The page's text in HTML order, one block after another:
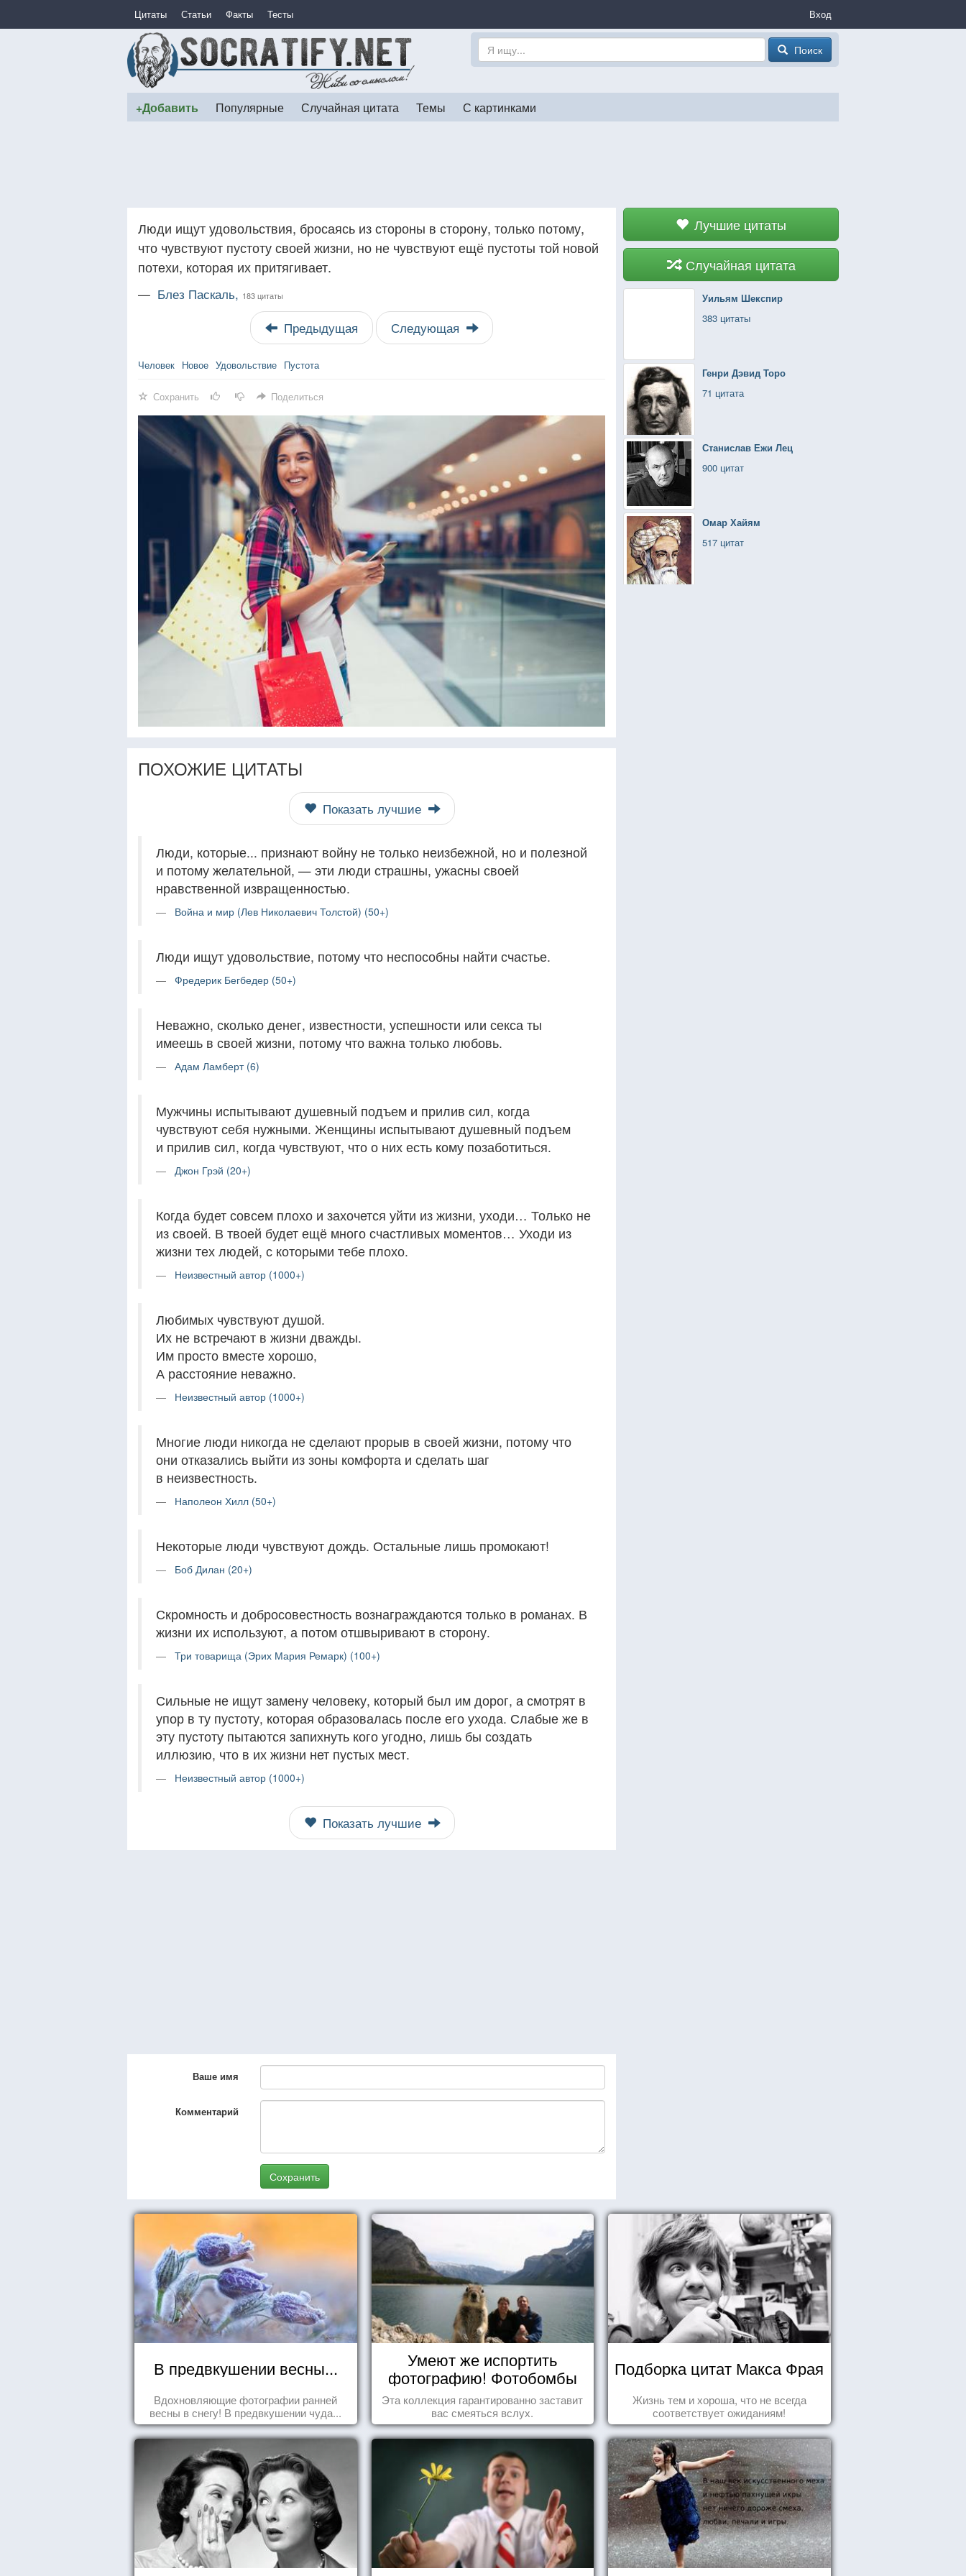
Цитаты Статьи Факты Тесты Вход
Поиск
+Добавить Популярные Случайная цитата Темы С картинками
Лучшие цитаты
Случайная цитата
Уильям Шекспир
383 цитаты
Генри Дэвид Торо
71 цитата
Станислав Ежи Лец
900 цитат
Омар Хайям
517 цитат
Люди ищут удовольствия, бросаясь из стороны в сторону, только потому,
что чувствуют пустоту своей жизни, но не чувствуют ещё пустоты той новой
потехи, которая их притягивает.
— Блез Паскаль, 183 цитаты
Предыдущая Следующая
Человек Новое Удовольствие Пустота
Сохранить Поделиться
ПОХОЖИЕ ЦИТАТЫ
Показать лучшие
Люди, которые... признают войну не только неизбежной, но и полезной
и потому желательной, — эти люди страшны, ужасны своей
нравственной извращенностью.
Война и мир (Лев Николаевич Толстой) (50+)
Люди ищут удовольствие, потому что неспособны найти счастье.
Фредерик Бегбедер (50+)
Неважно, сколько денег, известности, успешности или секса ты
имеешь в своей жизни, потому что важна только любовь.
Адам Ламберт (6)
Мужчины испытывают душевный подъем и прилив сил, когда
чувствуют себя нужными. Женщины испытывают душевный подъем
и прилив сил, когда чувствуют, что о них есть кому позаботиться.
Джон Грэй (20+)
Когда будет совсем плохо и захочется уйти из жизни, уходи… Только не
из своей. В твоей будет ещё много счастливых моментов… Уходи из
жизни тех людей, с которыми тебе плохо.
Неизвестный автор (1000+)
Любимых чувствуют душой.
Их не встречают в жизни дважды.
Им просто вместе хорошо,
А расстояние неважно.
Неизвестный автор (1000+)
Многие люди никогда не сделают прорыв в своей жизни, потому что
они отказались выйти из зоны комфорта и сделать шаг
в неизвестность.
Наполеон Хилл (50+)
Некоторые люди чувствуют дождь. Остальные лишь промокают!
Боб Дилан (20+)
Скромность и добросовестность вознаграждаются только в романах. В
жизни их используют, а потом отшвыривают в сторону.
Три товарища (Эрих Мария Ремарк) (100+)
Сильные не ищут замену человеку, который был им дорог, а смотрят в
упор в ту пустоту, которая образовалась после его ухода. Слабые же в
эту пустоту пытаются запихнуть кого угодно, лишь бы создать
иллюзию, что в их жизни нет пустых мест.
Неизвестный автор (1000+)
Показать лучшие
Ваше имя
Комментарий
Сохранить
В предвкушении весны...
Вдохновляющие фотографии ранней
весны в снегу! В предвкушении чуда...
Умеют же испортить
фотографию! Фотобомбы
животных
Эта коллекция гарантированно заставит
вас смеяться вслух.
Подборка цитат Макса Фрая
Жизнь тем и хороша, что не всегда
соответствует ожиданиям!